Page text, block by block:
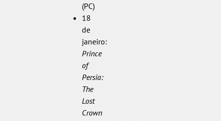
(PC)
18
de
janeiro:
Prince
of
Persia:
The
Lost
Crown